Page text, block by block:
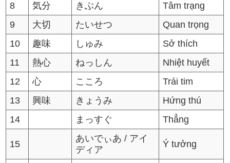
8
気分 きぶん
Tâm trạng
9
大切 たいせつ
Quan trọng
10
趣味 しゅみ
Sở thích
11
熱心 ねっしん
Nhiệt huyết
12
心 こころ
Trái tim
13
興味 きょうみ
Hứng thú
14
まっすぐ Thẳng
15
あいでぃあ / アイ
ディア
Ý tưởng